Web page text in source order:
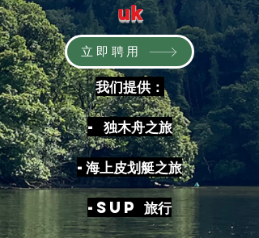
uk
立即聘用
我们提供：
- 独木舟之旅
-海上皮划艇之旅
-Sup 旅行